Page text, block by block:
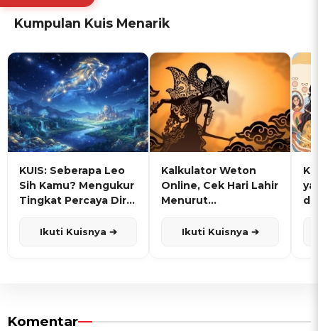
Kumpulan Kuis Menarik
KUIS: Seberapa Leo
Sih Kamu? Mengukur
Tingkat Percaya Diri
Ikuti Kuisnya ➔
Kalkulator Weton
Online, Cek Hari Lahir
Menurut
Ikuti Kuisnya ➔
Komentar